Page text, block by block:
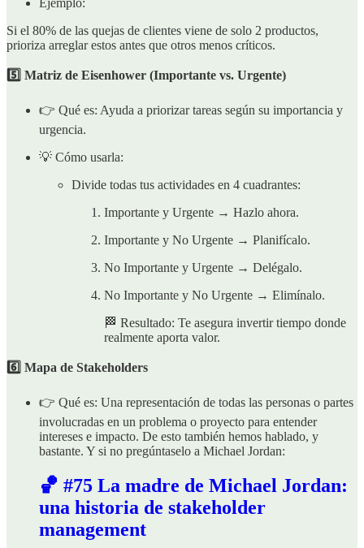
Ejemplo:
Si el 80% de las quejas de clientes viene de solo 2 productos,
prioriza arreglar estos antes que otros menos críticos.
5️⃣ Matriz de Eisenhower (Importante vs. Urgente)
👉 Qué es: Ayuda a priorizar tareas según su importancia y
urgencia.
💡 Cómo usarla:
Divide todas tus actividades en 4 cuadrantes:
Importante y Urgente → Hazlo ahora.
Importante y No Urgente → Planifícalo.
No Importante y Urgente → Delégalo.
No Importante y No Urgente → Elimínalo.
🏁 Resultado: Te asegura invertir tiempo donde
realmente aporta valor.
6️⃣ Mapa de Stakeholders
👉 Qué es: Una representación de todas las personas o partes
involucradas en un problema o proyecto para entender
intereses e impacto. De esto también hemos hablado, y
bastante. Y si no pregúntaselo a Michael Jordan:
🏀 #75 La madre de Michael Jordan:
una historia de stakeholder
management